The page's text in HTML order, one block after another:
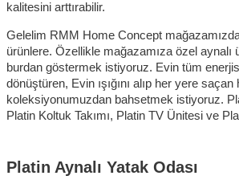
kalitesini arttırabilir.
Gelelim RMM Home Concept
ürünlere. Özellikle mağazamıza özel aynalı
burdan göstermek istiyoruz. Evin tüm
dönüştüren, Evin ışığını alıp her yere saçan
koleksiyonumuzdan bahsetmek istiyoruz.
Platin Koltuk Takımı, Platin TV Ünitesi ve
Platin Aynalı Yatak Odası